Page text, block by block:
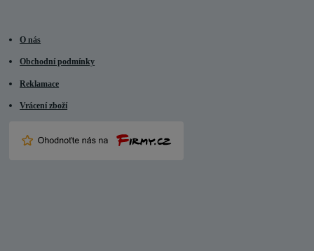
O nás
Obchodní podmínky
Reklamace
Vrácení zboží